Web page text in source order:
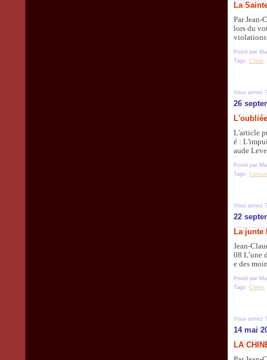
La
Par Jean-
lors du
violations
Posté par
Tags:Chine
Vous aimez ?
26
L'article
é :
aude
Posté par
Tags:
Vous aimez ?
22
La junte
Jean-
08 L’une
e des
Posté par
Tags:Chine
Vous aimez ?
14 mai
LA